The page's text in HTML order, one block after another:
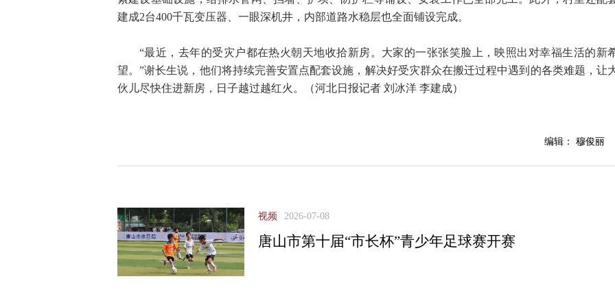
建成2台400千瓦变压器、一眼深机井，内部道路水稳层也全面铺设完成。
“最近，去年的受灾户都在热火朝天地收拾新房。大家的一张张笑脸上，映照出对幸福生活的新
望。”谢长生说，他们将持续完善安置点配套设施，解决好受灾群众在搬迁过程中遇到的各类难题，让
伙儿尽快住进新房，日子越过越红火。（河北日报记者 刘冰洋 李建成）
编辑： 穆俊丽
视频 2026-07-08
唐山市第十届“市长杯”青少年足球赛开赛